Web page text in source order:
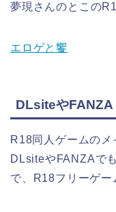
夢現さんのとこの
エロゲと饗
DLsiteやFANZA
R18同人ゲームの
DLsiteやFANZAで
で、R18フリーゲー